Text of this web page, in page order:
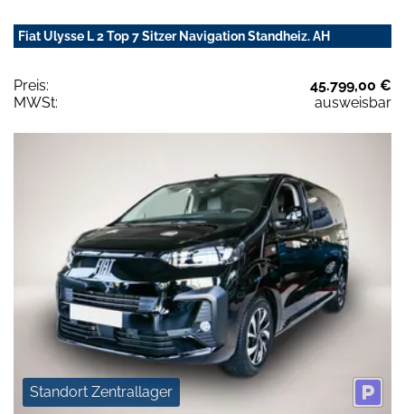
Fiat Ulysse L 2 Top 7 Sitzer Navigation Standheiz. AH
Preis:
45.799,00 €
MWSt:
ausweisbar
Standort Zentrallager